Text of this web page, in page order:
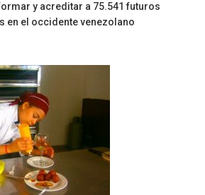
y acreditar a 75.541 futuros
en el occidente venezolano